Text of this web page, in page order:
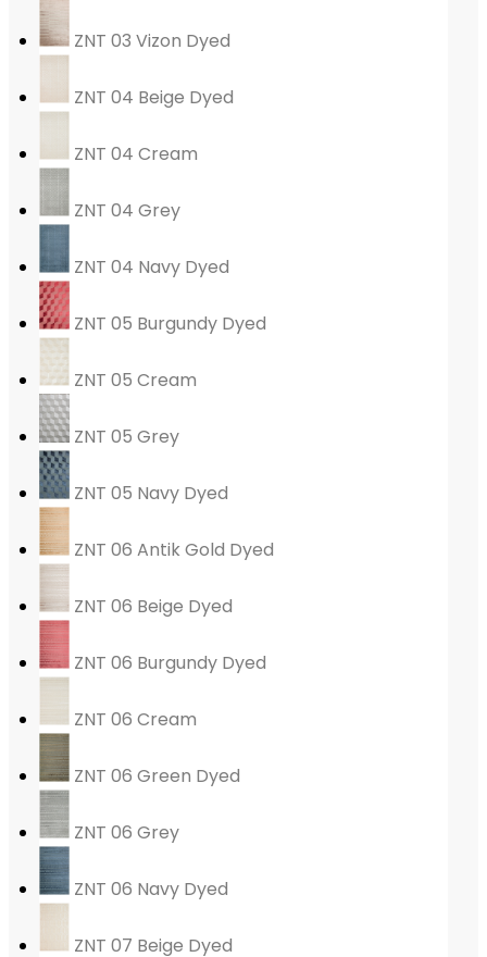
ZNT 03 Vizon Dyed
ZNT 04 Beige Dyed
ZNT 04 Cream
ZNT 04 Grey
ZNT 04 Navy Dyed
ZNT 05 Burgundy Dyed
ZNT 05 Cream
ZNT 05 Grey
ZNT 05 Navy Dyed
ZNT 06 Antik Gold Dyed
ZNT 06 Beige Dyed
ZNT 06 Burgundy Dyed
ZNT 06 Cream
ZNT 06 Green Dyed
ZNT 06 Grey
ZNT 06 Navy Dyed
ZNT 07 Beige Dyed